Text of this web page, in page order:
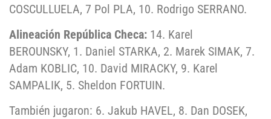
COSCULLUELA, 7 Pol PLA, 10. Rodrigo SERRANO.
Alineación República Checa: 14. Karel
BEROUNSKY, 1. Daniel STARKA, 2. Marek SIMAK, 7.
Adam KOBLIC, 10. David MIRACKY, 9. Karel
SAMPALIK, 5. Sheldon FORTUIN.
También jugaron: 6. Jakub HAVEL, 8. Dan DOSEK,